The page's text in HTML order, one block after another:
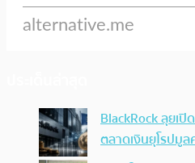
BlackRock ลุยเ
ตลาดเงินยุโรปมู